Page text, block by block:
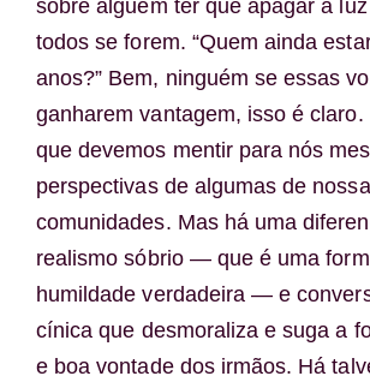
sobre alguém ter que apagar a
todos se forem. “Quem ainda
anos?” Bem, ninguém se essas
ganharem vantagem, isso é claro.
que devemos mentir para nós
perspectivas de algumas de
comunidades. Mas há uma
realismo sóbrio — que é uma
humildade verdadeira — e
cínica que desmoraliza e suga a
e boa vontade dos irmãos. Há